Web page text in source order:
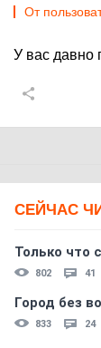
От
У вас давно
СЕЙЧАС
Только что
802 41
Город без
833 24